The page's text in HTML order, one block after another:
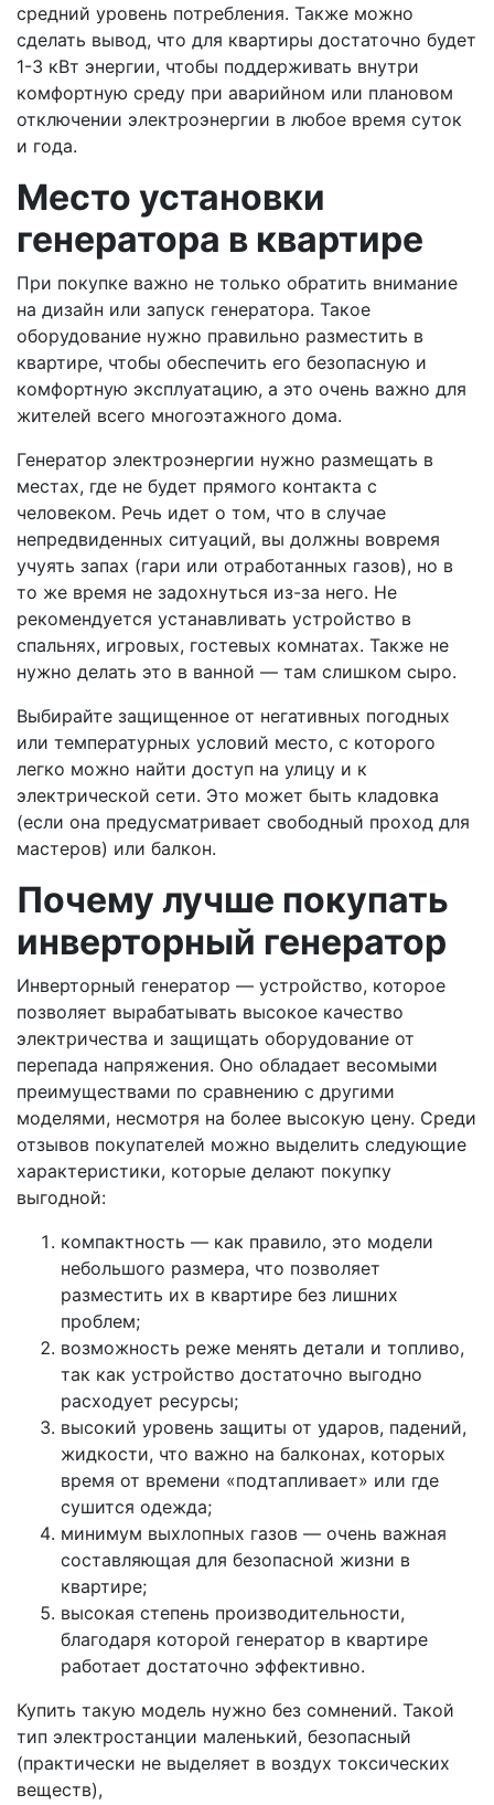
средний уровень потребления. Также можно
сделать вывод, что для квартиры достаточно будет
1-3 кВт энергии, чтобы поддерживать внутри
комфортную среду при аварийном или плановом
отключении электроэнергии в любое время суток
и года.
Место установки
генератора в квартире
При покупке важно не только обратить внимание
на дизайн или запуск генератора. Такое
оборудование нужно правильно разместить в
квартире, чтобы обеспечить его безопасную и
комфортную эксплуатацию, а это очень важно для
жителей всего многоэтажного дома.
Генератор электроэнергии нужно размещать в
местах, где не будет прямого контакта с
человеком. Речь идет о том, что в случае
непредвиденных ситуаций, вы должны вовремя
учуять запах (гари или отработанных газов), но в
то же время не задохнуться из-за него. Не
рекомендуется устанавливать устройство в
спальнях, игровых, гостевых комнатах. Также не
нужно делать это в ванной — там слишком сыро.
Выбирайте защищенное от негативных погодных
или температурных условий место, с которого
легко можно найти доступ на улицу и к
электрической сети. Это может быть кладовка
(если она предусматривает свободный проход для
мастеров) или балкон.
Почему лучше покупать
инверторный генератор
Инверторный генератор — устройство, которое
позволяет вырабатывать высокое качество
электричества и защищать оборудование от
перепада напряжения. Оно обладает весомыми
преимуществами по сравнению с другими
моделями, несмотря на более высокую цену. Среди
отзывов покупателей можно выделить следующие
характеристики, которые делают покупку
выгодной:
компактность — как правило, это модели
небольшого размера, что позволяет
разместить их в квартире без лишних
проблем;
возможность реже менять детали и топливо,
так как устройство достаточно выгодно
расходует ресурсы;
высокий уровень защиты от ударов, падений,
жидкости, что важно на балконах, которых
время от времени «подтапливает» или где
сушится одежда;
минимум выхлопных газов — очень важная
составляющая для безопасной жизни в
квартире;
высокая степень производительности,
благодаря которой генератор в квартире
работает достаточно эффективно.
Купить такую модель нужно без сомнений. Такой
тип электростанции маленький, безопасный
(практически не выделяет в воздух токсических
веществ),